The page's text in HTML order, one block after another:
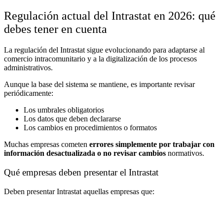
Regulación actual del Intrastat en 2026: qué
debes tener en cuenta
La regulación del Intrastat sigue evolucionando para adaptarse al
comercio intracomunitario y a la digitalización de los procesos
administrativos.
Aunque la base del sistema se mantiene, es importante revisar
periódicamente:
Los umbrales obligatorios
Los datos que deben declararse
Los cambios en procedimientos o formatos
Muchas empresas cometen errores simplemente por trabajar con
información desactualizada o no revisar cambios normativos.
Qué empresas deben presentar el Intrastat
Deben presentar Intrastat aquellas empresas que: